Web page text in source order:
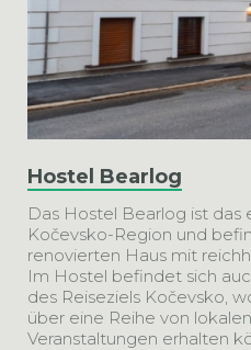
Hostel Bearlog
Das Hostel Bearlog ist das
Kočevsko-Region und
renovierten Haus mit
Im Hostel befindet sich
des Reiseziels Kočevsko,
über eine Reihe von
Veranstaltungen erhalten